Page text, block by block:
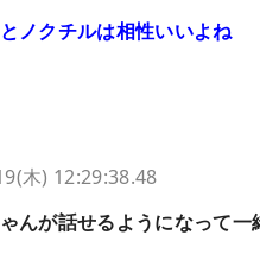
ノクチルは相性いいよね
木) 12:29:38.48
んが話せるようになって